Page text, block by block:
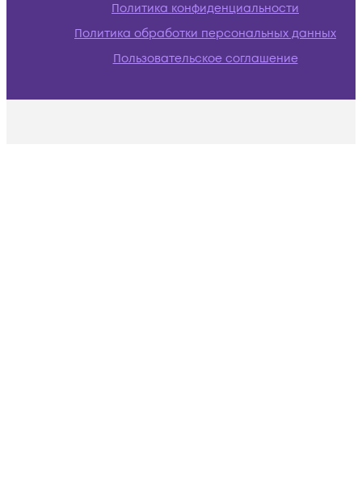
Политика конфиденциальности
Политика обработки персональных данных
Пользовательское соглашение